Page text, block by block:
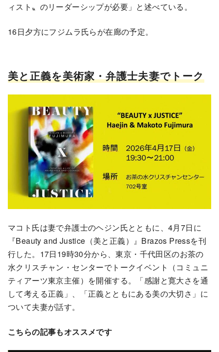
ィスト〟のリーダーシップが必要」と述べている。
16日夕方にフジムラ氏らが在廊の予定。
美と正義を美術家・弁護士夫妻でトーク
マコト氏は妻で弁護士のヘジン氏とともに、4月7日に
『Beauty and Justice（美と正義）』Brazos Pressを刊
行した。17日19時30分から、東京・千代田区のお茶の
水クリスチャン・センターでトークイベント（コミュニ
ティアーツ東京主催）を開催する。「感謝と寛大さを通
して考える正義」、「正義とともにある美の大切さ」に
ついて夫妻が話す。
こちらの記事もオススメです